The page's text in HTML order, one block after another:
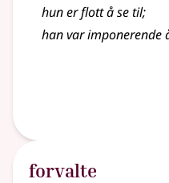
hun er flott å se til;
han var imponerende
forvalte